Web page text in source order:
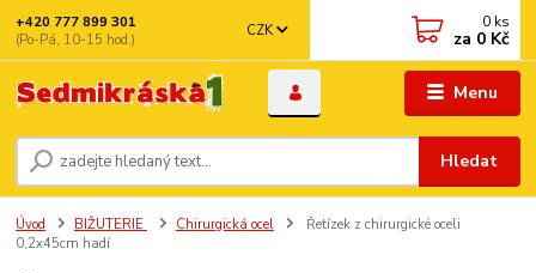
Menu
CZK
Hledat
+420 777 899 301
(Po-Pá, 10-15 hod.)
0 ks
za 0 Kč
Úvod BIŽUTERIE Chirurgická ocel
Řetízek z chirurgické oceli
0,2x45cm hadí